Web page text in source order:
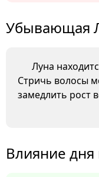
Убывающая
Луна
Стричь волосы
замедлить рост
Влияние дня